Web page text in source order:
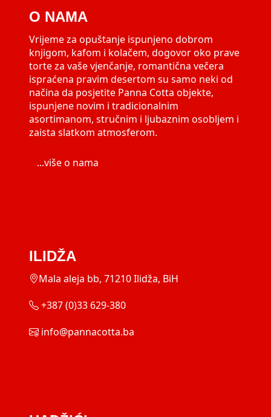
O NAMA
Vrijeme za opuštanje ispunjeno dobrom
knjigom, kafom i kolačem, dogovor oko prave
torte za vaše vjenčanje, romantična večera
ispraćena pravim desertom su samo neki od
načina da posjetite Panna Cotta objekte,
ispunjene novim i tradicionalnim
asortimanom, stručnim i ljubaznim osobljem i
zaista slatkom atmosferom.
...više o nama
ILIDŽA
Mala aleja bb, 71210 Ilidža, BiH
+387 (0)33 629-380
info@pannacotta.ba